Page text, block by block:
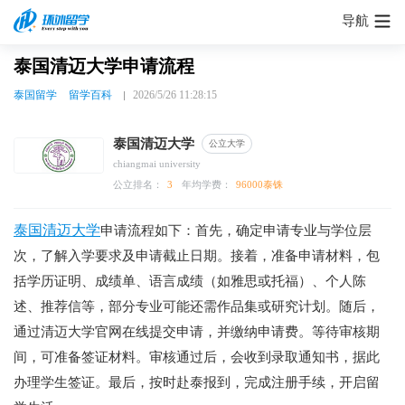
导航
泰国清迈大学申请流程
泰国留学 留学百科 2026/5/26 11:28:15
泰国清迈大学 公立大学
chiangmai university
公立排名：
3 年均学费： 96000泰铢
泰国清迈大学申请流程如下：首先，确定申请专业与学位层
次，了解入学要求及申请截止日期。接着，准备申请材料，包
括学历证明、成绩单、语言成绩（如雅思或托福）、个人陈
述、推荐信等，部分专业可能还需作品集或研究计划。随后，
通过清迈大学官网在线提交申请，并缴纳申请费。等待审核期
间，可准备签证材料。审核通过后，会收到录取通知书，据此
办理学生签证。最后，按时赴泰报到，完成注册手续，开启留